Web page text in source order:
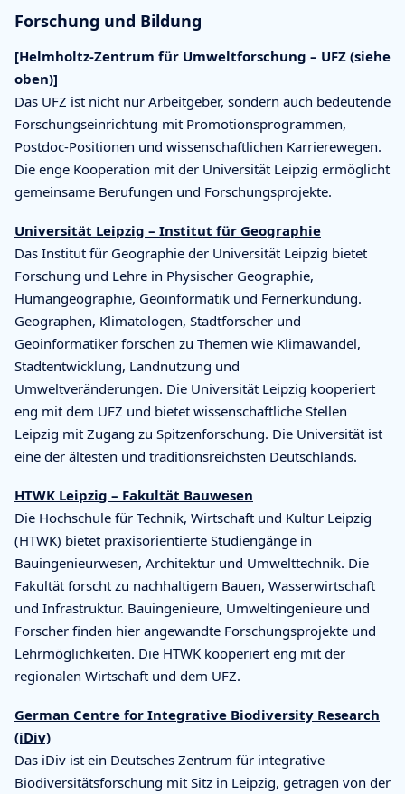
Forschung und Bildung
[Helmholtz-Zentrum für Umweltforschung – UFZ (siehe
oben)]
Das UFZ ist nicht nur Arbeitgeber, sondern auch bedeutende
Forschungseinrichtung mit Promotionsprogrammen,
Postdoc-Positionen und wissenschaftlichen Karrierewegen.
Die enge Kooperation mit der Universität Leipzig ermöglicht
gemeinsame Berufungen und Forschungsprojekte.
Universität Leipzig – Institut für Geographie
Das Institut für Geographie der Universität Leipzig bietet
Forschung und Lehre in Physischer Geographie,
Humangeographie, Geoinformatik und Fernerkundung.
Geographen, Klimatologen, Stadtforscher und
Geoinformatiker forschen zu Themen wie Klimawandel,
Stadtentwicklung, Landnutzung und
Umweltveränderungen. Die Universität Leipzig kooperiert
eng mit dem UFZ und bietet wissenschaftliche Stellen
Leipzig mit Zugang zu Spitzenforschung. Die Universität ist
eine der ältesten und traditionsreichsten Deutschlands.
HTWK Leipzig – Fakultät Bauwesen
Die Hochschule für Technik, Wirtschaft und Kultur Leipzig
(HTWK) bietet praxisorientierte Studiengänge in
Bauingenieurwesen, Architektur und Umwelttechnik. Die
Fakultät forscht zu nachhaltigem Bauen, Wasserwirtschaft
und Infrastruktur. Bauingenieure, Umweltingenieure und
Forscher finden hier angewandte Forschungsprojekte und
Lehrmöglichkeiten. Die HTWK kooperiert eng mit der
regionalen Wirtschaft und dem UFZ.
German Centre for Integrative Biodiversity Research
(iDiv)
Das iDiv ist ein Deutsches Zentrum für integrative
Biodiversitätsforschung mit Sitz in Leipzig, getragen von der